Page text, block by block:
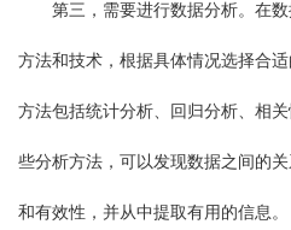
第三，需要进行数据分析。在
方法和技术，根据具体情况选择合
方法包括统计分析、回归分析、相
些分析方法，可以发现数据之间的
和有效性，并从中提取有用的信息。